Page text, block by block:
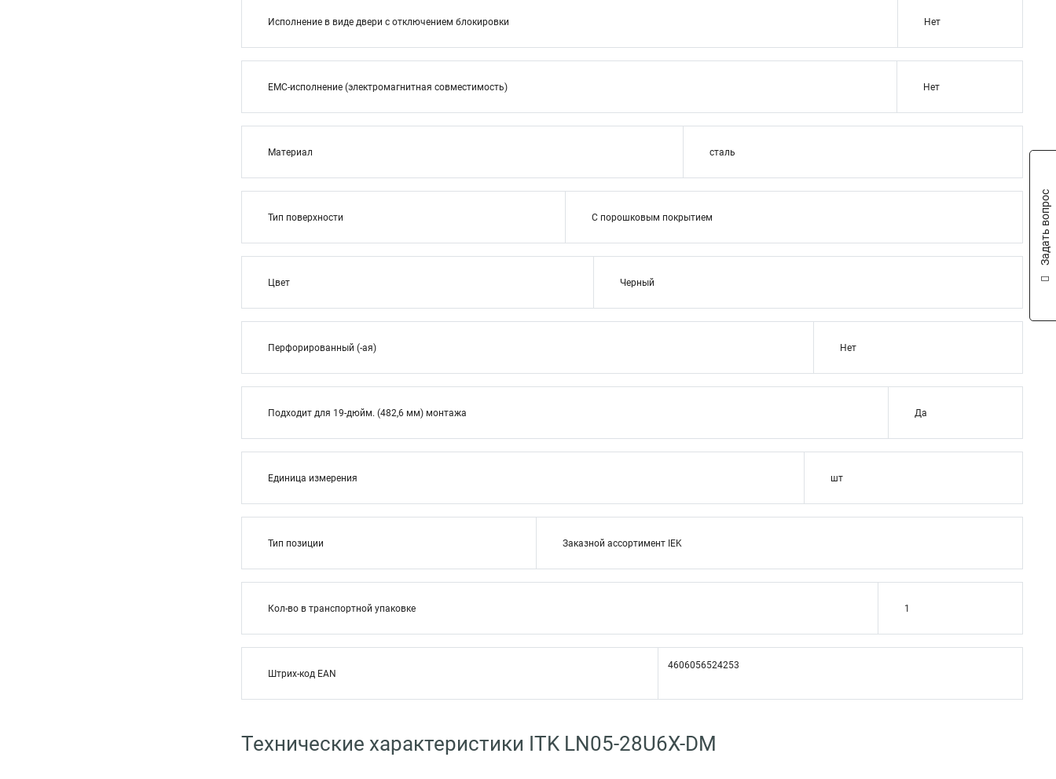
Исполнение в виде двери с отключением блокировки Нет
EMC-исполнение (электромагнитная совместимость) Нет
Материал сталь
Тип поверхности С порошковым покрытием
Цвет Черный
Перфорированный (-ая) Нет
Подходит для 19-дюйм. (482,6 мм) монтажа Да
Единица измерения шт
Тип позиции Заказной ассортимент IEK
Кол-во в транспортной упаковке 1
Штрих-код EAN
4606056524253
Технические характеристики ITK LN05-28U6X-DM
Задать вопрос